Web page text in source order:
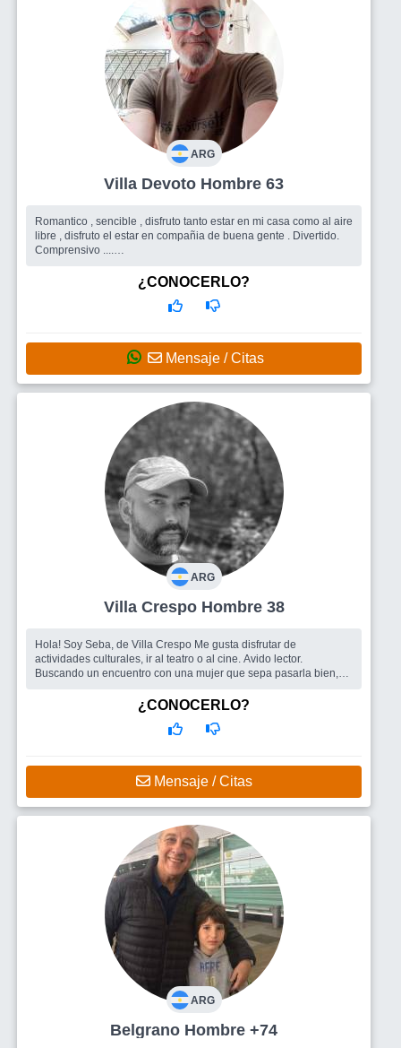
ARG
Villa Devoto Hombre 63
Romantico , sencible , disfruto tanto estar en mi casa como al aire
libre , disfruto el estar en compañia de buena gente . Divertido.
Comprensivo ....
¿CONOCERLO?
Mensaje / Citas
ARG
Villa Crespo Hombre 38
Hola! Soy Seba, de Villa Crespo Me gusta disfrutar de
actividades culturales, ir al teatro o al cine. Avido lector.
Buscando un encuentro con una mujer que sepa pasarla bien,
¿CONOCERLO?
Mensaje / Citas
ARG
Belgrano Hombre +74